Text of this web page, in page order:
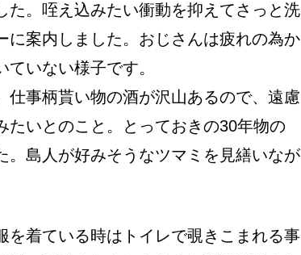
た。咥え込みたい衝動を抑えてさっと洗
に案内しました。おじさんは疲れの為か
いない様子です。
事柄貰い物の酒が沢山あるので、遠慮
いとのこと。とっておきの30年物の
島人が好みそうなツマミを見繕いなが
着ている時はトイレで覗きこまれる事